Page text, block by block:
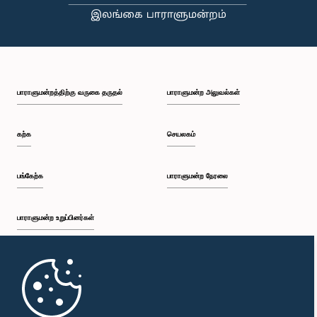
பி.ப. 1:10 - பி.ப. 1:19
பி.ப. 1:34 - பி.ப. 1:55
பி.ப. 2:06 - பி.ப. 2:16
பாராளுமன்றத்திற்கு வருகை தருதல்
கற்க
பங்கேற்க
பாராளுமன்ற உறுப்பினர்கள்
முதற்பக்கம்
பாராளுமன்ற அலுவல்கள்
செயலகம்
பாராளுமன்ற நேரலை